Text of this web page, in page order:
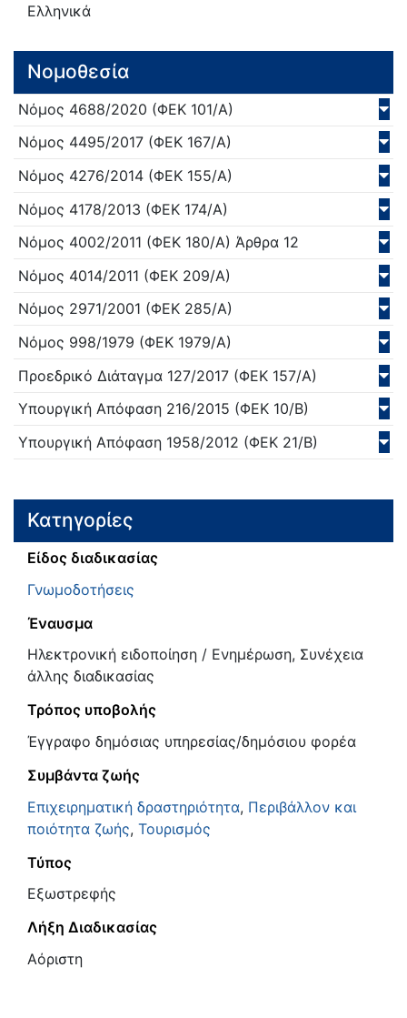
Ελληνικά
Νομοθεσία
Νόμος 4688/2020 (ΦΕΚ 101/Α)
Νόμος 4495/2017 (ΦΕΚ 167/Α)
Νόμος 4276/2014 (ΦΕΚ 155/Α)
Νόμος 4178/2013 (ΦΕΚ 174/Α)
Νόμος 4002/2011 (ΦΕΚ 180/Α) Άρθρα 12
Νόμος 4014/2011 (ΦΕΚ 209/Α)
Νόμος 2971/2001 (ΦΕΚ 285/Α)
Νόμος 998/1979 (ΦΕΚ 1979/Α)
Προεδρικό Διάταγμα 127/2017 (ΦΕΚ 157/Α)
Υπουργική Απόφαση 216/2015 (ΦΕΚ 10/Β)
Υπουργική Απόφαση 1958/2012 (ΦΕΚ 21/Β)
Κατηγορίες
Είδος διαδικασίας
Γνωμοδοτήσεις
Έναυσμα
Ηλεκτρονική ειδοποίηση / Ενημέρωση, Συνέχεια
άλλης διαδικασίας
Τρόπος υποβολής
Έγγραφο δημόσιας υπηρεσίας/δημόσιου φορέα
Συμβάντα ζωής
Επιχειρηματική δραστηριότητα, Περιβάλλον και
ποιότητα ζωής, Τουρισμός
Τύπος
Εξωστρεφής
Λήξη Διαδικασίας
Αόριστη